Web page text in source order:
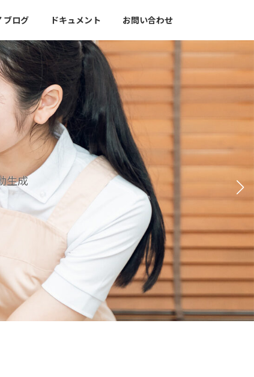
ブログ ドキュメント お問い合わせ
生成